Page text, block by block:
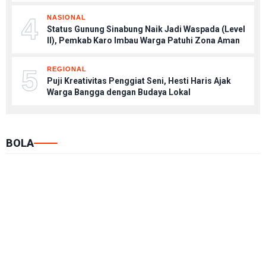
4 NASIONAL
Status Gunung Sinabung Naik Jadi Waspada (Level
II), Pemkab Karo Imbau Warga Patuhi Zona Aman
5 REGIONAL
Puji Kreativitas Penggiat Seni, Hesti Haris Ajak
Warga Bangga dengan Budaya Lokal
BOLA